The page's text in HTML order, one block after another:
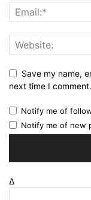
Save my name,
next time I comment.
Notify me of
Notify me of new
Δ